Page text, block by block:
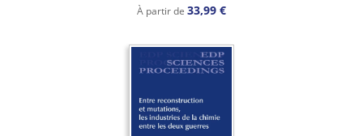
À partir de 33,99 €